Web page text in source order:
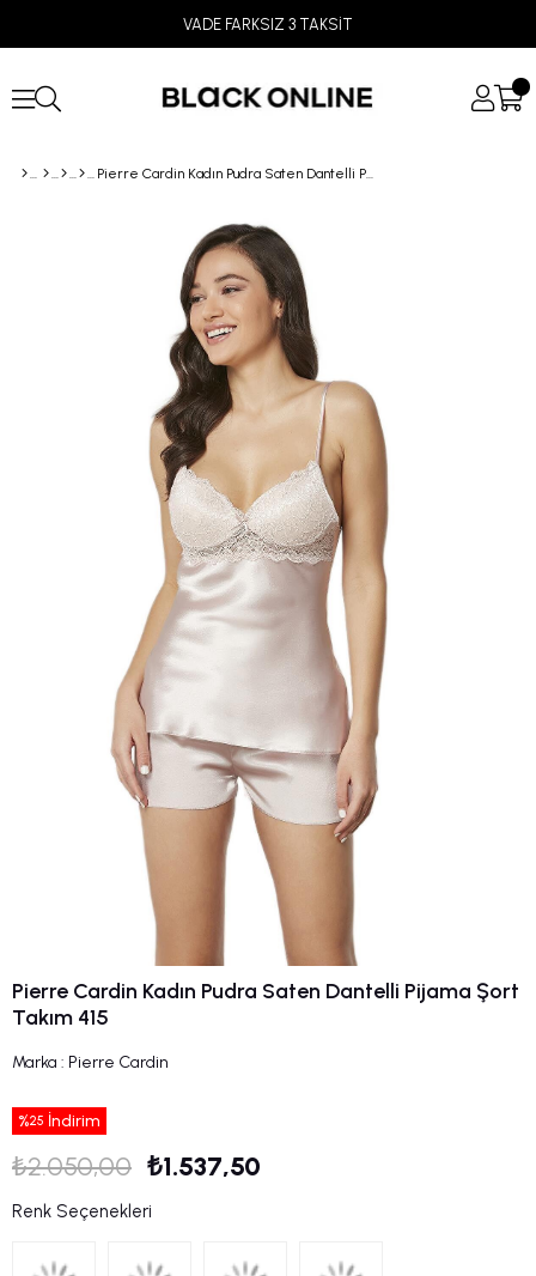
VADE FARKSIZ 3 TAKSİT
Pierre Cardin Kadın Pudra Saten Dantelli Pijama Şort Takım 415
Pierre Cardin Kadın Pudra Saten Dantelli Pijama Şort
Takım 415
Marka : Pierre Cardin
%25 İndirim
₺2.050,00 ₺1.537,50
Renk Seçenekleri